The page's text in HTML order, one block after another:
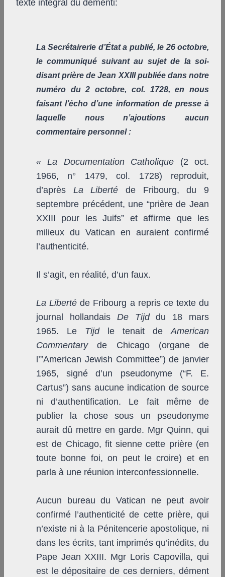
texte intégral du démenti:
La Secrétairerie d’État a publié, le 26 octobre,
le communiqué suivant au sujet de la soi-
disant prière de Jean XXIII publiée dans notre
numéro du 2 octobre, col. 1728, en nous
faisant l’écho d’une information de presse à
laquelle
nousn’ajoutions
aucun
commentaire personnel :
«La Documentation Catholique (2 oct.
1966, n° 1479, col. 1728) reproduit,
d’après La Libertéde Fribourg, du 9
septembre précédent, une “prière de Jean
XXIII pour les Juifs” et affirme que les
milieux du Vatican en auraient confirmé
l’authenticité.
Il s’agit, en réalité, d’un faux.
La Libertéde Fribourg a repris ce texte du
journal hollandais De Tijddu 18 mars
1965. Le Tijd le tenait deAmerican
Commentaryde Chicago (organe de
l’”American Jewish Committee”) de janvier
1965, signé d’un pseudonyme (“F. E.
Cartus”) sans aucune indication de source
ni d’authentification. Le fait même de
publier la chose sous un pseudonyme
aurait dû mettre en garde. Mgr Quinn, qui
est de Chicago, fit sienne cette prière (en
toute bonne foi, on peut le croire) et en
parla à une réunion interconfessionnelle.
Aucun bureau du Vatican ne peut avoir
confirmé l’authenticité de cette prière, qui
n’existe ni à la Pénitencerie apostolique, ni
dans les écrits, tant imprimés qu’inédits, du
Pape Jean XXIII. Mgr Loris Capovilla, qui
est le dépositaire de ces derniers, dément